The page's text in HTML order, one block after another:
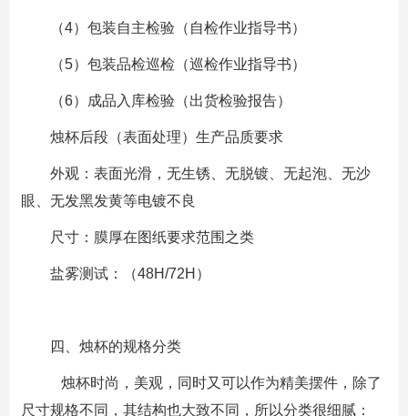
（4）包装自主检验（自检作业指导书）
（5）包装品检巡检（巡检作业指导书）
（6）成品入库检验（出货检验报告）
烛杯后段（表面处理）生产品质要求
外观：表面光滑，无生锈、无脱镀、无起泡、无沙
眼、无发黑发黄等电镀不良
尺寸：膜厚在图纸要求范围之类
盐雾测试：（48H/72H）
四、烛杯的规格分类
烛杯时尚，美观，同时又可以作为精美摆件，除了
尺寸规格不同，其结构也大致不同，所以分类很细腻：